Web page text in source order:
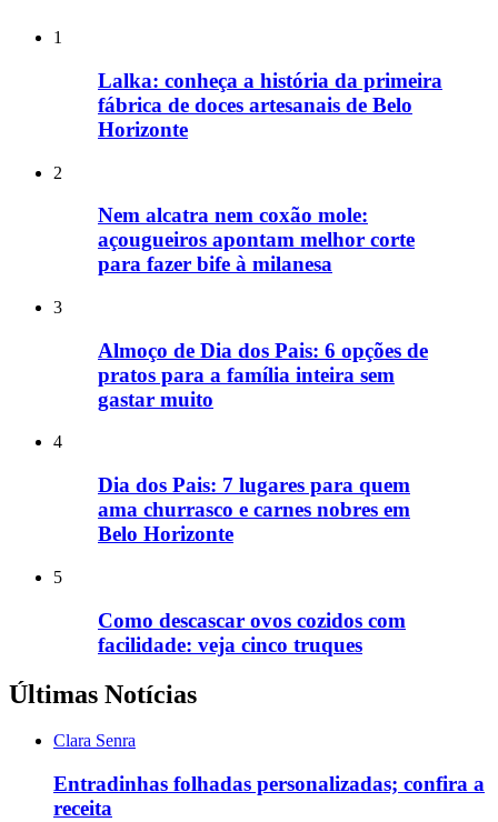
1
Lalka: conheça a história da primeira
fábrica de doces artesanais de Belo
Horizonte
2
Nem alcatra nem coxão mole:
açougueiros apontam melhor corte
para fazer bife à milanesa
3
Almoço de Dia dos Pais: 6 opções de
pratos para a família inteira sem
gastar muito
4
Dia dos Pais: 7 lugares para quem
ama churrasco e carnes nobres em
Belo Horizonte
5
Como descascar ovos cozidos com
facilidade: veja cinco truques
Últimas Notícias
Clara Senra
Entradinhas folhadas personalizadas; confira a
receita